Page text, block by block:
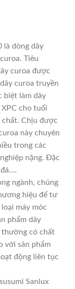
là dòng dây
Tiêu
curoa được
curoa truyền
biệt làm dây
XPC cho tuổi
Chịu được
này chuyên
trong các
nặng. Đặc
ngành, chúng
hiệu để tư
máy móc
phẩm dây
thường có chất
với sản phẩm
động liên tục
Sanlux